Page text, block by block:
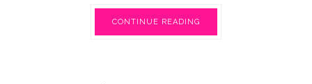
CONTINUE READING